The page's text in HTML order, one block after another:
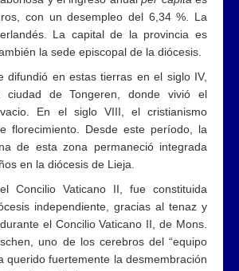
con un desempleo del 6,34 %. La
La capital de la provincia es
la sede episcopal de la diócesis.
difundió en estas tierras en el siglo IV,
ciudad de Tongeren, donde vivió el
En el siglo VIII, el cristianismo
florecimiento. Desde este período, la
de esta zona permaneció integrada
en la diócesis de Lieja.
Concilio Vaticano II, fue constituida
independiente, gracias al tenaz y
el Concilio Vaticano II, de Mons.
uno de los cerebros del “equipo
querido fuertemente la desmembración